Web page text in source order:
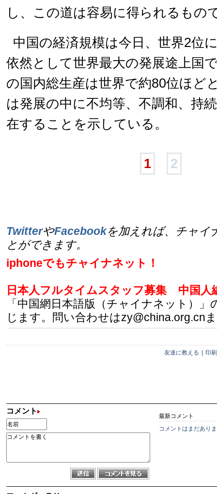
し、この道は容易に得られるもの
中国の経済規模は今日、世界2位
依然として世界最大の発展途上国
の国内総生産は世界で約80位ほど
は発展の中に不均等、不調和、持
在することを示している。
1 2
TwitterやFacebookを加えれば、チャイ
とができます。
iphoneでもチャイナネット！
日本人フルタイムスタッフ募集
中国人
「中国網日本語版（チャイナネット）」
じます。問い合わせはzy@china.org.cn
友達に教える 印刷
コメント
最新コメント
コメントはまだあり